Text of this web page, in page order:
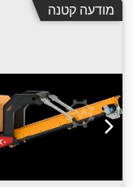
מודעה קטנה